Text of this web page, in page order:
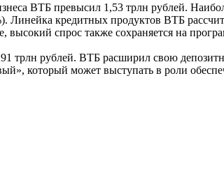
ВТБ превысил 1,53 трлн рублей.
Линейка кредитных продуктов ВТБ
высокий спрос также сохраняется на
трлн рублей. ВТБ расширил свою
который может выступать в роли